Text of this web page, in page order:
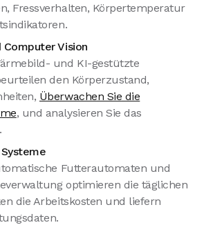
Fressverhalten, Körpertemperatur
Computer Vision
und KI-gestützte
den Körperzustand,
Überwachen Sie die
, und analysieren Sie das
Futterautomaten und
optimieren die täglichen
die Arbeitskosten und liefern